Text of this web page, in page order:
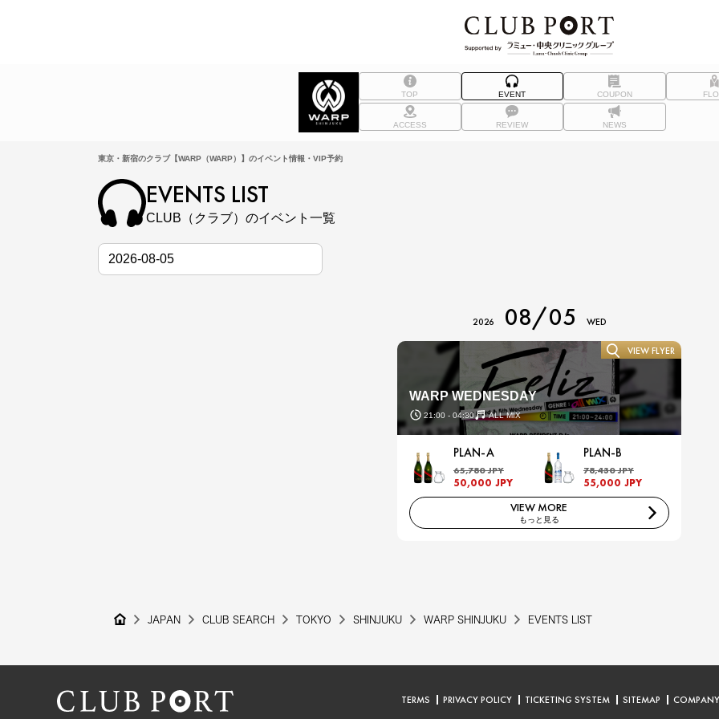
TOP EVENT COUPON
ACCESS REVIEW NEWS
東京・新宿のクラブ【WARP（WARP）】のイベント情報・VIP予約
EVENTS LIST
CLUB（クラブ）のイベント一覧
2026 08/05 WED
WARP WEDNESDAY
21:00 - 04:30 ALL MIX
VIEW FLYER
PLAN-A
65,780 JPY
50,000 JPY
PLAN-B
78,430 JPY
55,000 JPY
VIEW MORE
もっと見る
JAPAN CLUB SEARCH TOKYO SHINJUKU WARP SHINJUKU EVENTS LIST
TERMS PRIVACY POLICY TICKETING SYSTEM SITEMAP COMPANY